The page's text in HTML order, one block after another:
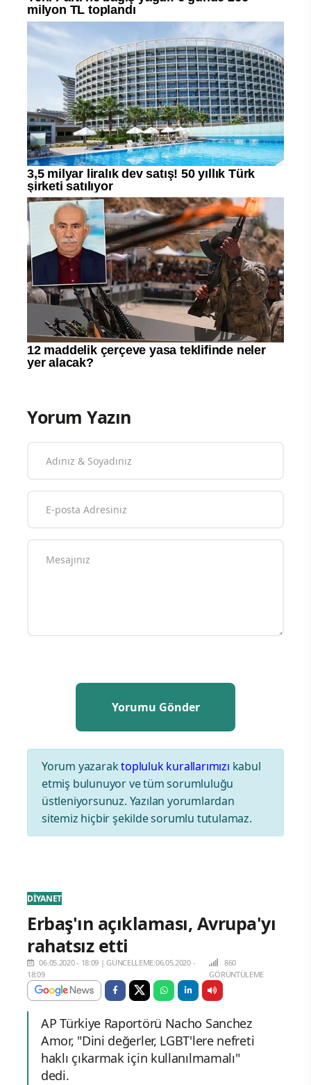
Yorum Yazın
Yorum yazaraktopluluk kurallarımızı kabul
etmiş bulunuyor ve tüm sorumluluğu
üstleniyorsunuz. Yazılan yorumlardan
sitemiz hiçbir şekilde sorumlu tutulamaz.
DİYANET
Erbaş'ın açıklaması, Avrupa'yı
rahatsız etti
06.05.2020 - 18:09 |GÜNCELLEME:06.05.2020 -
18:09
860
GÖRÜNTÜLEME
AP Türkiye Raportörü Nacho Sanchez
Amor, "Dini değerler, LGBT'lere nefreti
haklı çıkarmak için kullanılmamalı"
dedi.